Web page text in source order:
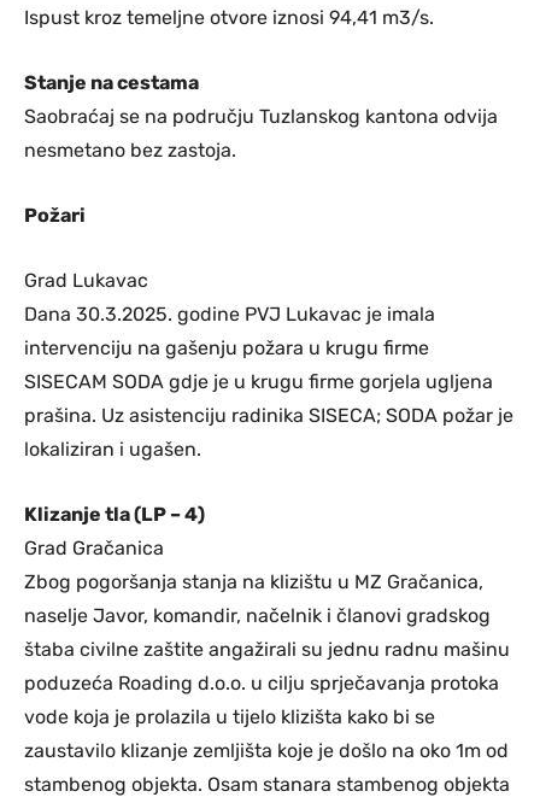
Ispust kroz temeljne otvore iznosi 94,41 m3/s.
Stanje na cestama
Saobraćaj se na području Tuzlanskog kantona odvija
nesmetano bez zastoja.
Požari
Grad Lukavac
Dana 30.3.2025. godine PVJ Lukavac je imala
intervenciju na gašenju požara u krugu firme
SISECAM SODA gdje je u krugu firme gorjela ugljena
prašina. Uz asistenciju radinika SISECA; SODA požar je
lokaliziran i ugašen.
Klizanje tla (LP – 4)
Grad Gračanica
Zbog pogoršanja stanja na klizištu u MZ Gračanica,
naselje Javor, komandir, načelnik i članovi gradskog
štaba civilne zaštite angažirali su jednu radnu mašinu
poduzeća Roading d.o.o. u cilju sprječavanja protoka
vode koja je prolazila u tijelo klizišta kako bi se
zaustavilo klizanje zemljišta koje je došlo na oko 1m od
stambenog objekta. Osam stanara stambenog objekta